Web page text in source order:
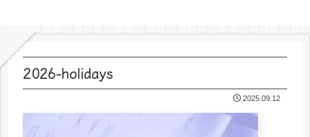
2026-holidays
2025.09.12